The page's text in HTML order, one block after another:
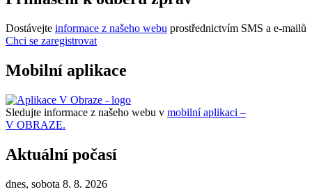
Dostávejte informace z našeho webu prostřednictvím SMS a e-mailů
Chci se zaregistrovat
Mobilní aplikace
Sledujte informace z našeho webu v mobilní aplikaci –
V OBRAZE.
Aktuální počasí
dnes, sobota 8. 8. 2026